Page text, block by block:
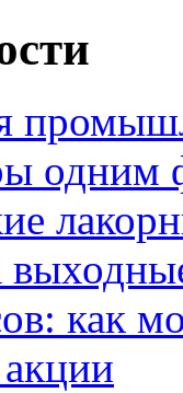
одним
как